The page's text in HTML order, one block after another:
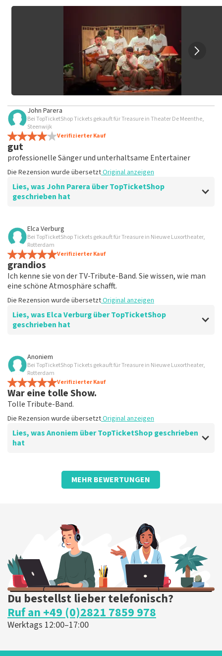
nicht veröffentlicht. Es kann einige Wochen dauern, bis eine
Bewertung veröffentlicht wird.
John Parera
Bei TopTicketShop Tickets gekauft für Treasure in Theater De Meenthe,
Steenwijk
Verifizierter Kauf
gut
professionelle Sänger und unterhaltsame Entertainer
Die Rezension wurde übersetztOriginal anzeigen
Lies, was John Parera über TopTicketShop
geschrieben hat
Bewertung von John Parera über
gut
Die Rezension wurde übersetzt
Elca Verburg
Bei TopTicketShop Tickets gekauft für Treasure in Nieuwe Luxortheater,
Rotterdam
Verifizierter Kauf
grandios
Ich kenne sie von der TV-Tribute-Band. Sie wissen, wie man
eine schöne Atmosphäre schafft.
Die Rezension wurde übersetztOriginal anzeigen
Lies, was Elca Verburg über TopTicketShop
geschrieben hat
Bewertung von Elca Verburg über
Sehr gut
Die Rezension wurde übersetzt
Anoniem
Bei TopTicketShop Tickets gekauft für Treasure in Nieuwe Luxortheater,
Rotterdam
Verifizierter Kauf
War eine tolle Show.
Tolle Tribute-Band.
Die Rezension wurde übersetztOriginal anzeigen
Lies, was Anoniem über TopTicketShop geschrieben
hat
Bewertung von Anoniem überTopTicketShop
MEHR BEWERTUNGEN
Du bestellst lieber telefonisch?
Ruf an +49 (0)2821 7859 978
Werktags 12:00–17:00